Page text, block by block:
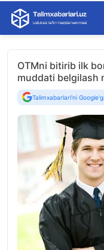
Skip
content
OTMni bitirib ilk
muddati belgilash
Talimxabarlari'ni